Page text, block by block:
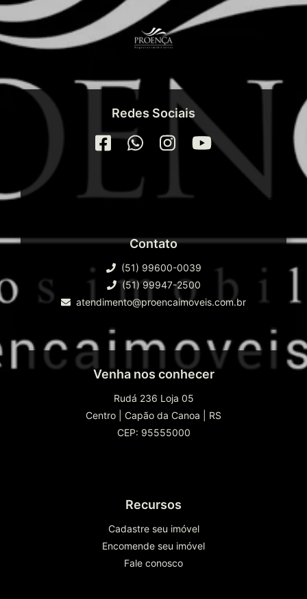
Redes Sociais
Contato
(51) 99600-0039
(51) 99947-2500
atendimento@proencaimoveis.com.br
Venha nos conhecer
Rudá 236 Loja 05
Centro
Capão da Canoa
RS
CEP: 95555000
Recursos
Cadastre seu imóvel
Encomende seu imóvel
Fale conosco